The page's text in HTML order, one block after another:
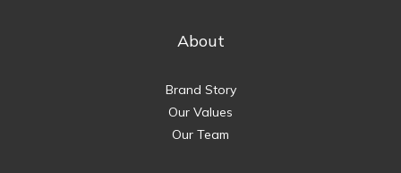
About
Brand Story
Our Values
Our Team